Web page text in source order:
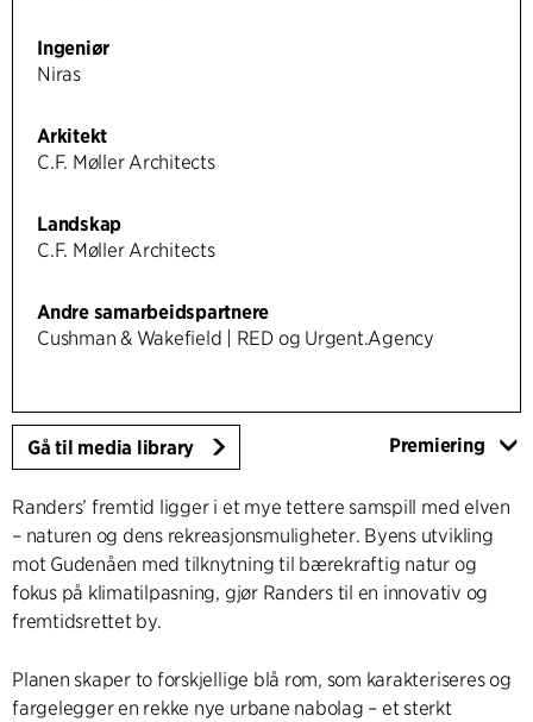
Ingeniør
Niras
Arkitekt
C.F. Møller Architects
Landskap
C.F. Møller Architects
Andre samarbeidspartnere
Cushman & Wakefield | RED og Urgent.Agency
Gå til media library Premiering
Randers’ fremtid ligger i et mye tettere samspill med elven
– naturen og dens rekreasjonsmuligheter. Byens utvikling
mot Gudenåen med tilknytning til bærekraftig natur og
fokus på klimatilpasning, gjør Randers til en innovativ og
fremtidsrettet by.
Planen skaper to forskjellige blå rom, som karakteriseres og
fargelegger en rekke nye urbane nabolag – et sterkt